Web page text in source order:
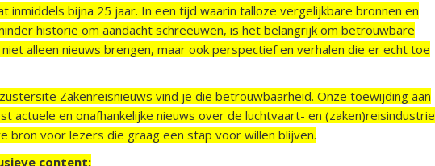
inmiddels bijna 25 jaar. In een tijd waarin talloze vergelijkbare bronnen en
historie om aandacht schreeuwen, is het belangrijk om betrouwbare
alleen nieuws brengen, maar ook perspectief en verhalen die er echt toe
Zakenreisnieuws vind je die betrouwbaarheid. Onze toewijding aan
actuele en onafhankelijke nieuws over de luchtvaart- en (zaken)reisindustrie
bron voor lezers die graag een stap voor willen blijven.
content: